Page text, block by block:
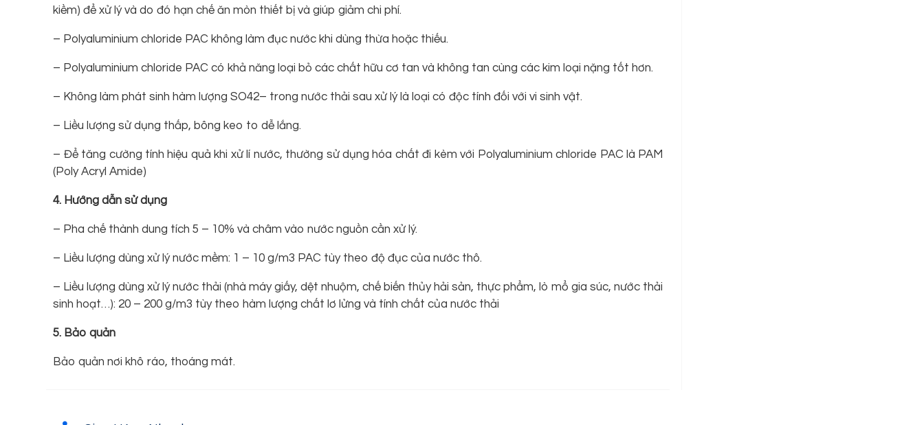
kiềm) để xử lý và do đó hạn chế ăn mòn thiết bị và giúp giảm chi phí.
– Polyaluminium chloride PAC không làm đục nước khi dùng thừa hoặc thiếu.
– Polyaluminium chloride PAC có khả năng loại bỏ các chất hữu cơ tan và không tan cùng các kim loại nặng tốt hơn.
– Không làm phát sinh hàm lượng SO42– trong nước thải sau xử lý là loại có độc tính đối với vi sinh vật.
– Liều lượng sử dụng thấp, bông keo to dễ lắng.
– Để tăng cường tính hiệu quả khi xử lí nước, thường sử dụng hóa chất đi kèm với Polyaluminium chloride PAC là PAM
(Poly Acryl Amide)
4. Hướng dẫn sử dụng
– Pha chế thành dung tích 5 – 10% và châm vào nước nguồn cần xử lý.
– Liều lượng dùng xử lý nước mềm: 1 – 10 g/m3 PAC tùy theo độ đục của nước thô.
– Liều lượng dùng xử lý nước thải (nhà máy giấy, dệt nhuộm, chế biến thủy hải sản, thực phẩm, lò mổ gia súc, nước thải
sinh hoạt…): 20 – 200 g/m3 tùy theo hàm lượng chất lơ lửng và tính chất của nước thải
5. Bảo quản
Bảo quản nơi khô ráo, thoáng mát.